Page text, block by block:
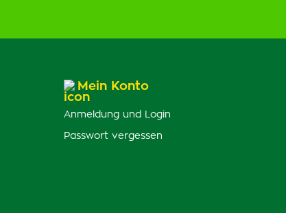
Mein Konto
Anmeldung und Login
Passwort vergessen